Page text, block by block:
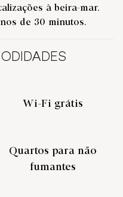
à beira-mar.
de 30 minutos.
Wi-Fi grátis
Quartos para não
fumantes